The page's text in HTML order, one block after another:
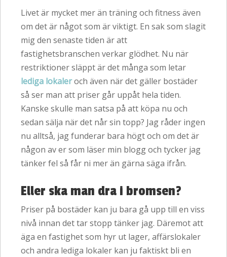
Livet är mycket mer än träning och fitness även
om det är något som är viktigt. En sak som slagit
mig den senaste tiden är att
fastighetsbranschen verkar glödhet. Nu när
restriktioner släppt är det många som letar
lediga lokaleroch även när det gäller bostäder
så ser man att priser går uppåt hela tiden.
Kanske skulle man satsa på att köpa nu och
sedan sälja när det når sin topp? Jag råder ingen
nu alltså, jag funderar bara högt och om det är
någon av er som läser min blogg och tycker jag
tänker fel så får ni mer än gärna säga ifrån.
Eller ska man dra i bromsen?
Priser på bostäder kan ju bara gå upp till en viss
nivå innan det tar stopp tänker jag. Däremot att
äga en fastighet som hyr ut lager, affärslokaler
och andra lediga lokaler kan ju faktiskt bli en